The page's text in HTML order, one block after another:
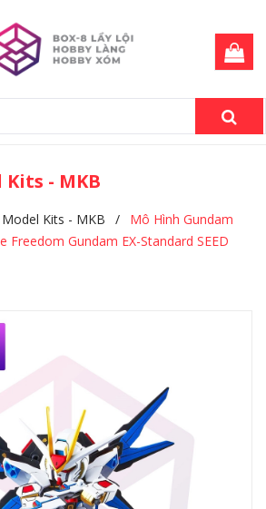
- MKB
Kits - MKB /
Mô Hình Gundam
Freedom Gundam EX-Standard SEED